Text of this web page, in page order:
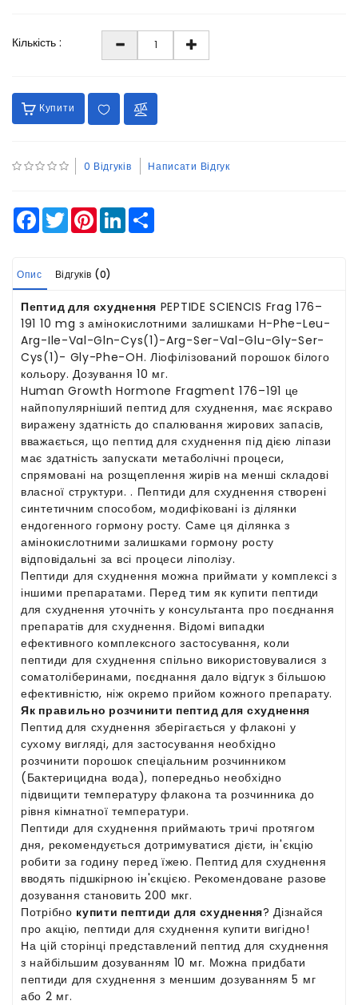
Кількість :
Купити
0 Відгуків Написати Відгук
Facebook
TwitterPinterestLinkedIn
Опис Відгуків (0)
Пептид для схуднення PEPTIDE SCIENCIS Frag 176–
191 10 mg з амінокислотними залишками H-Phe-Leu-
Arg-Ile-Val-Gln-Cys(1)-Arg-Ser-Val-Glu-Gly-Ser-
Cys(1)- Gly-Phe-OH. Ліофілізований порошок білого
кольору. Дозування 10 мг.
Human Growth Hormone Fragment 176–191 це
найпопулярніший пептид для схуднення, має яскраво
виражену здатність до спалювання жирових запасів,
вважається, що пептид для схуднення під дією ліпази
має здатність запускати метаболічні процеси,
спрямовані на розщеплення жирів на менші складові
власної структури. . Пептиди для схуднення створені
синтетичним способом, модифіковані із ділянки
ендогенного гормону росту. Саме ця ділянка з
амінокислотними залишками гормону росту
відповідальні за всі процеси ліполізу.
Пептиди для схуднення можна приймати у комплексі з
іншими препаратами. Перед тим як купити пептиди
для схуднення уточніть у консультанта про поєднання
препаратів для схуднення. Відомі випадки
ефективного комплексного застосування, коли
пептиди для схуднення спільно використовувалися з
соматоліберинами, поєднання дало відгук з більшою
ефективністю, ніж окремо прийом кожного препарату.
Як правильно розчинити пептид для схуднення
Пептид для схуднення зберігається у флаконі у
сухому вигляді, для застосування необхідно
розчинити порошок спеціальним розчинником
(Бактерицидна вода), попередньо необхідно
підвищити температуру флакона та розчинника до
рівня кімнатної температури.
Пептиди для схуднення приймають тричі протягом
дня, рекомендується дотримуватися дієти, ін'єкцію
робити за годину перед їжею. Пептид для схуднення
вводять підшкірною ін'єкцією. Рекомендоване разове
дозування становить 200 мкг.
Потрібно купити пептиди для схуднення? Дізнайся
про акцію, пептиди для схуднення купити вигідно!
На цій сторінці представлений пептид для схуднення
з найбільшим дозуванням 10 мг. Можна придбати
пептиди для схуднення з меншим дозуванням 5 мг
або 2 мг.